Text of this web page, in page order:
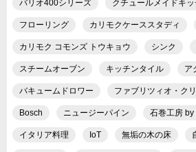
バリオ400シリーズ クチュールメイドキッ
フローリング カリモクケーススタディ
カリモク コモンズ トウキョウ シンク
スチームオーブン キッチンタイル ア
バキュームドロワー ファブリツィオ・ク
Bosch ニュージーパイン 石巻工房
イタリア料理 IoT 無垢の木の床